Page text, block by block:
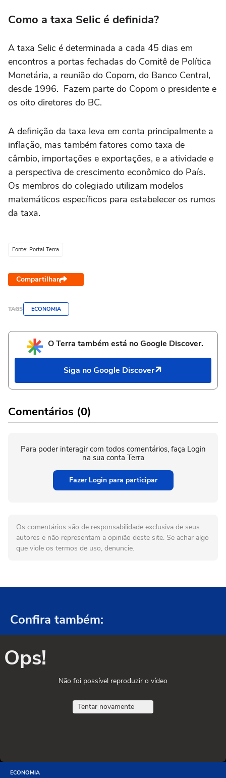
Como a taxa Selic é definida?
A taxa Selic é determinada a cada 45 dias em
encontros a portas fechadas do Comitê de Política
Monetária, a reunião do Copom, do Banco Central,
desde 1996. Fazem parte do Copom o presidente e
os oito diretores do BC.
A definição da taxa leva em conta principalmente a
inflação, mas também fatores como taxa de
câmbio, importações e exportações, e a atividade e
a perspectiva de crescimento econômico do País.
Os membros do colegiado utilizam modelos
matemáticos específicos para estabelecer os rumos
da taxa.
Fonte: Portal Terra
Compartilhar
TAGS ECONOMIA
O Terra também está no Google Discover.
Siga no Google Discover
Comentários (0)
Para poder interagir com todos comentários, faça Login
na sua conta Terra
Fazer Login para participar
Os comentários são de responsabilidade exclusiva de seus
autores e não representam a opinião deste site. Se achar algo
que viole os termos de uso, denuncie.
Confira também:
Ops!
Não foi possível reproduzir o vídeo
Tentar novamente
ECONOMIA